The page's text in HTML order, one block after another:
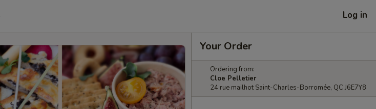
Log in
Your Order
Ordering from:
Cloe Pelletier
24 rue mailhot Saint-Charles-Borromée, QC J6E7Y8